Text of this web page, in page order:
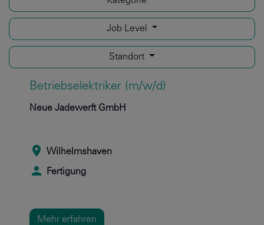
Job Level
Standort
Betriebselektriker (m/w/d)
Neue Jadewerft GmbH
Wilhelmshaven
Fertigung
Mehr erfahren